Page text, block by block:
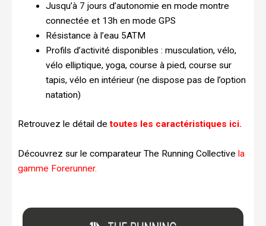
Jusqu’à 7 jours d’autonomie en mode montre
connectée et 13h en mode GPS
Résistance à l’eau 5ATM
Profils d’activité disponibles : musculation, vélo,
vélo elliptique, yoga, course à pied, course sur
tapis, vélo en intérieur (ne dispose pas de l’option
natation)
Retrouvez le détail detoutes les caractéristiques ici.
Découvrez sur le comparateur The Running Collective la
gamme Forerunner.